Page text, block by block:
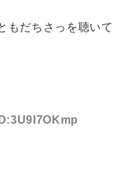
もだちさっを聴いて